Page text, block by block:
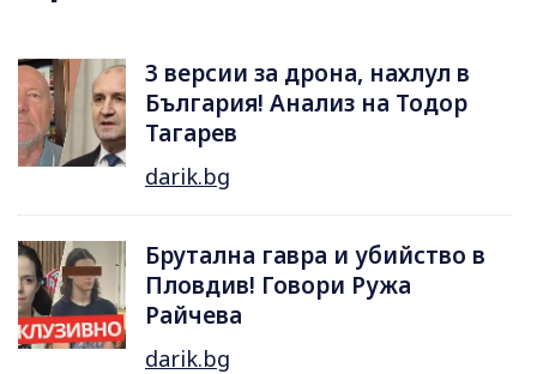
3 версии за дрона, нахлул в
България! Анализ на Тодор
Тагарев
darik.bg
Брутална гавра и убийство в
Пловдив! Говори Ружа
Райчева
darik.bg